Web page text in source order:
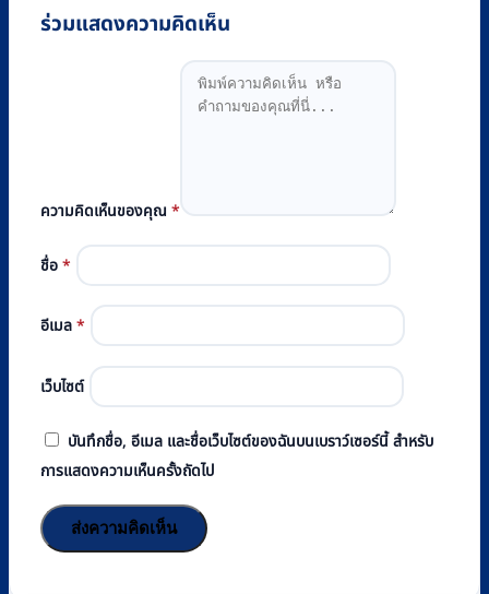
ร่วมแสดงความคิดเห็น
ความคิดเห็นของคุณ *
ชื่อ*
อีเมล*
เว็บไซต์
บันทึกชื่อ, อีเมล และชื่อเว็บไซต์ของฉันบนเบราว์เซอร์นี้ สำหรับ
การแสดงความเห็นครั้งถัดไป